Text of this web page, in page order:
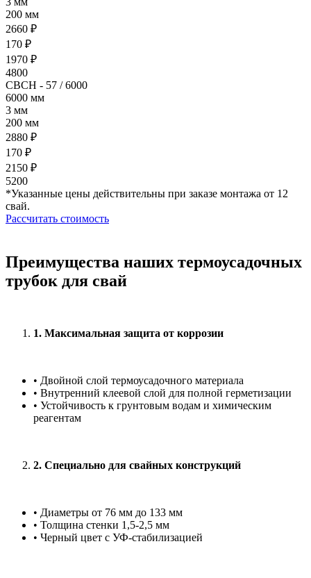
200 мм
2660 ₽
170 ₽
1970 ₽
4800
СВСН - 57 / 6000
6000 мм
3 мм
200 мм
2880 ₽
170 ₽
2150 ₽
5200
*Указанные цены действительны при заказе монтажа от 12
свай.
Рассчитать стоимость
Преимущества наших термоусадочных
трубок для свай
1. Максимальная защита от коррозии
• Двойной слой термоусадочного материала
• Внутренний клеевой слой для полной герметизации
• Устойчивость к грунтовым водам и химическим
реагентам
2. Специально для свайных конструкций
• Диаметры от 76 мм до 133 мм
• Толщина стенки 1,5-2,5 мм
• Черный цвет с УФ-стабилизацией